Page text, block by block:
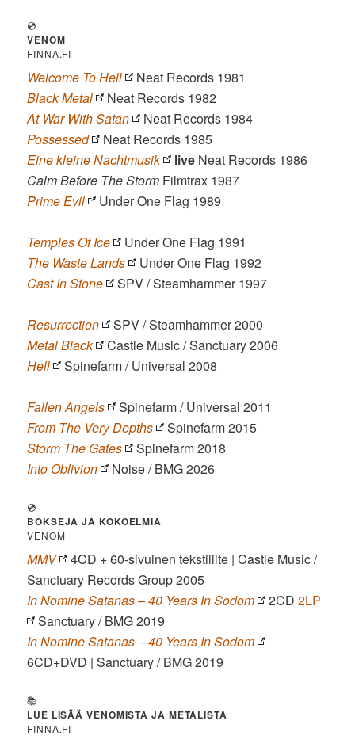
💿
VENOM
FINNA.FI
Welcome To Hell
Neat Records 1981
Black Metal
Neat Records 1982
At War With Satan
Neat Records 1984
Possessed
Neat Records 1985
Eine kleine Nachtmusik
live Neat Records 1986
Calm Before The Storm Filmtrax 1987
Prime Evil
Under One Flag 1989
Temples Of Ice
Under One Flag 1991
The Waste Lands
Under One Flag 1992
Cast In Stone
SPV / Steamhammer 1997
Resurrection
SPV / Steamhammer 2000
Metal Black
Castle Music / Sanctuary 2006
Hell
Spinefarm / Universal 2008
Fallen Angels
Spinefarm / Universal 2011
From The Very Depths
Spinefarm 2015
Storm The Gates
Spinefarm 2018
Into Oblivion
Noise / BMG 2026
💿
BOKSEJA JA KOKOELMIA
VENOM
MMV
4CD + 60-sivuinen tekstiliite | Castle Music /
Sanctuary Records Group 2005
In Nomine Satanas – 40 Years In Sodom
2CD2LP
Sanctuary / BMG 2019
In Nomine Satanas – 40 Years In Sodom
6CD+DVD | Sanctuary / BMG 2019
📚
LUE LISÄÄ VENOMISTA JA METALISTA
FINNA.FI